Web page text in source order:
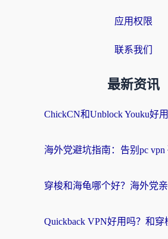
应用权限
联系我们
最新资讯